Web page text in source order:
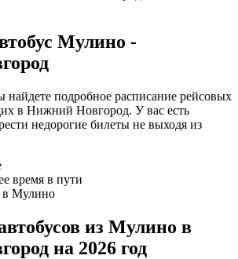
Мулино -
найдете подробное расписание рейсовых
в Нижний Новгород. У вас есть
недорогие билеты не выходя из
время в пути
в Мулино
из Мулино в
на 2026 год